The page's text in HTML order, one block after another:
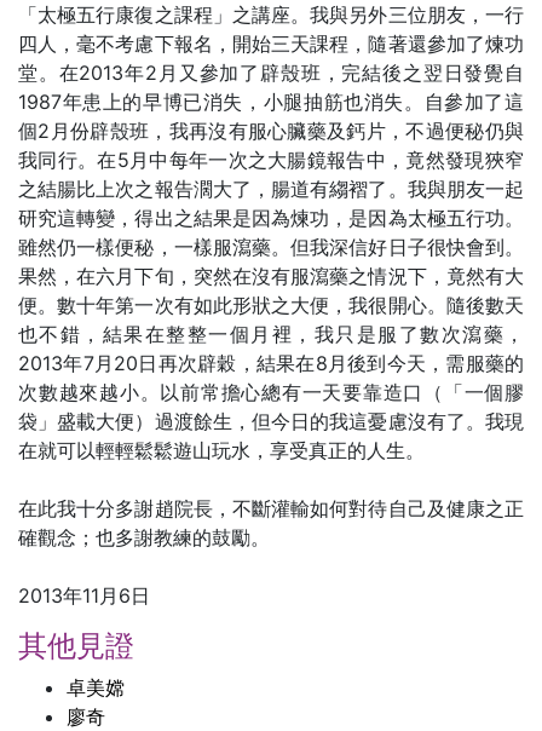
「太極五行康復之課程」之講座。我與另外三位朋友，一行
四人，毫不考慮下報名，開始三天課程，隨著還參加了煉功
堂。在2013年2月又參加了辟殼班，完結後之翌日發覺自
1987年患上的早博已消失，小腿抽筋也消失。自參加了這
個2月份辟殼班，我再沒有服心臟藥及鈣片，不過便秘仍與
我同行。在5月中每年一次之大腸鏡報告中，竟然發現狹窄
之結腸比上次之報告濶大了，腸道有縐褶了。我與朋友一起
研究這轉變，得出之結果是因為煉功，是因為太極五行功。
雖然仍一樣便秘，一樣服瀉藥。但我深信好日子很快會到。
果然，在六月下旬，突然在沒有服瀉藥之情況下，竟然有大
便。數十年第一次有如此形狀之大便，我很開心。隨後數天
也不錯，結果在整整一個月裡，我只是服了數次瀉藥，
2013年7月20日再次辟穀，結果在8月後到今天，需服藥的
次數越來越小。以前常擔心總有一天要靠造口（「一個膠
袋」盛載大便）過渡餘生，但今日的我這憂慮沒有了。我現
在就可以輕輕鬆鬆遊山玩水，享受真正的人生。
在此我十分多謝趙院長，不斷灌輸如何對待自己及健康之正
確觀念；也多謝教練的鼓勵。
2013年11月6日
其他見證
卓美嫦
廖奇